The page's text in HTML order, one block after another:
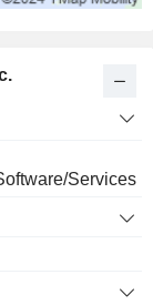
Services